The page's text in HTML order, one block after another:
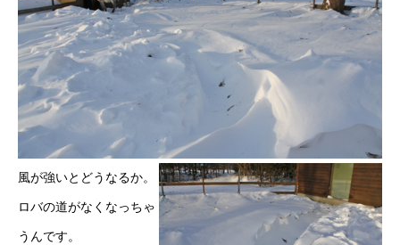
風が強いとどうなるか。
ロバの道がなくなっちゃ
うんです。